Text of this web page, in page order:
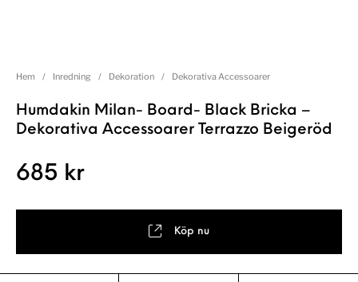
Hem / Inredning / Dekoration / Dekorativa Accessoarer
Humdakin Milan- Board- Black Bricka –
Dekorativa Accessoarer Terrazzo Beigeröd
685 kr
Köp nu